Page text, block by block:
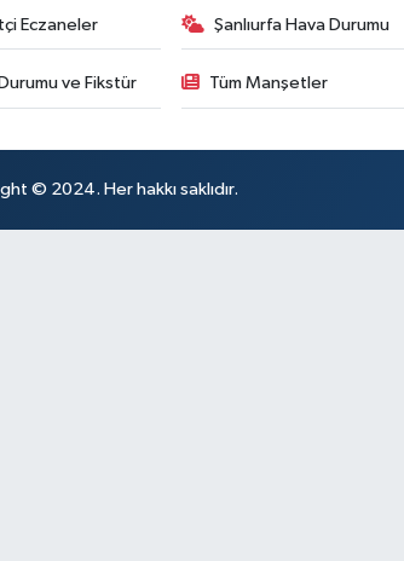
Eczaneler Şanlıurfa Hava Durumu
ve Fikstür Tüm Manşetler
© 2024. Her hakkı saklıdır.